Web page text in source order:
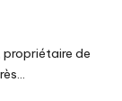
propriétaire de